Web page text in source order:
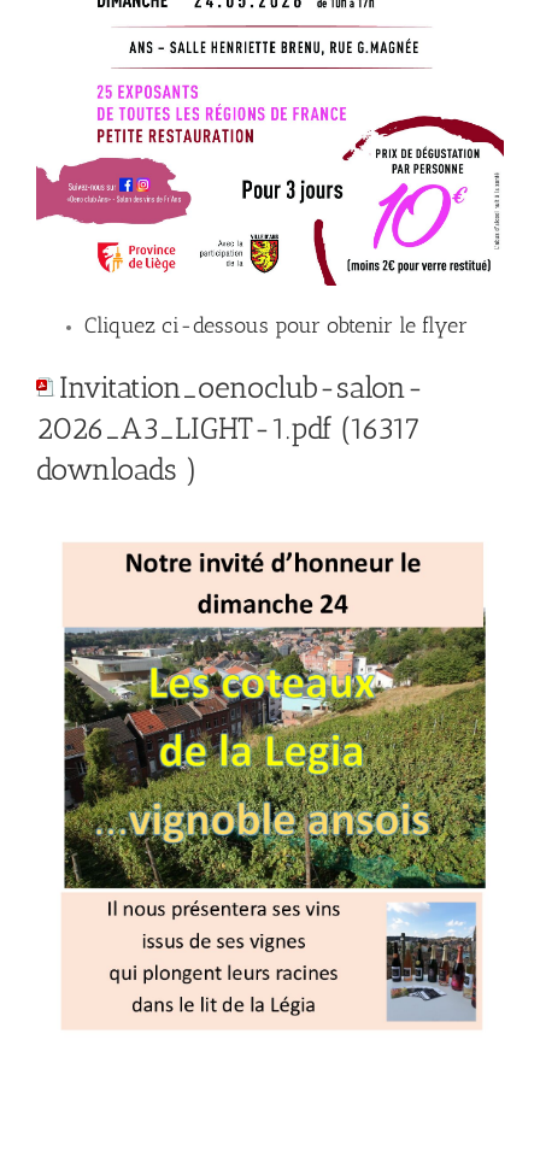
Cliquez ci-dessous pour obtenir le flyer
Invitation_oenoclub-salon-
2026_A3_LIGHT-1.pdf (16317
downloads )